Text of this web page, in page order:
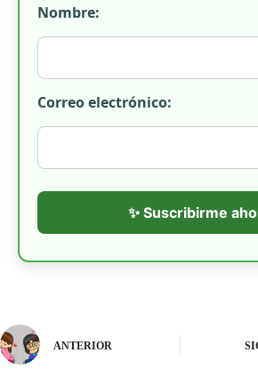
Nombre:
Correo electrónico:
✨ Suscribirme
ANTERIOR